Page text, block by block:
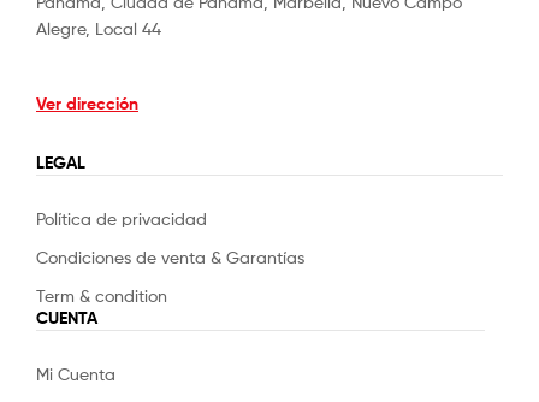
Alegre, Local 44
Ver dirección
LEGAL
Política de privacidad
Condiciones de venta & Garantías
Term & condition
CUENTA
Mi Cuenta